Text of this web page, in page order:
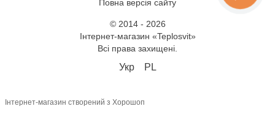
Повна версія сайту
© 2014 - 2026
Інтернет-магазин «Teplosvit»
Всі права захищені.
Укр PL
Інтернет-магазин створений з Хорошоп